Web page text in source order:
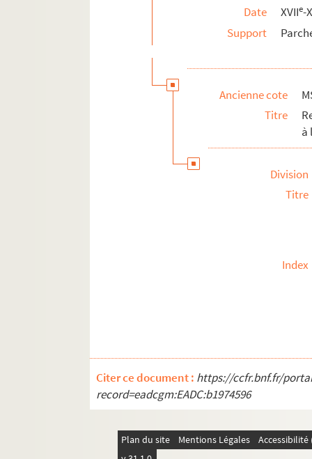
Date
XVIIe-
Support
Ancienne cote
Titre
à
Division
Titre
Index
Citer ce document : https://ccfr.bnf.fr/
record=eadcgm:EADC:b1974596
Plan du site Mentions Légales